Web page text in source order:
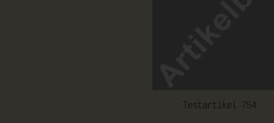
Te­st­ar­ti­kel 754